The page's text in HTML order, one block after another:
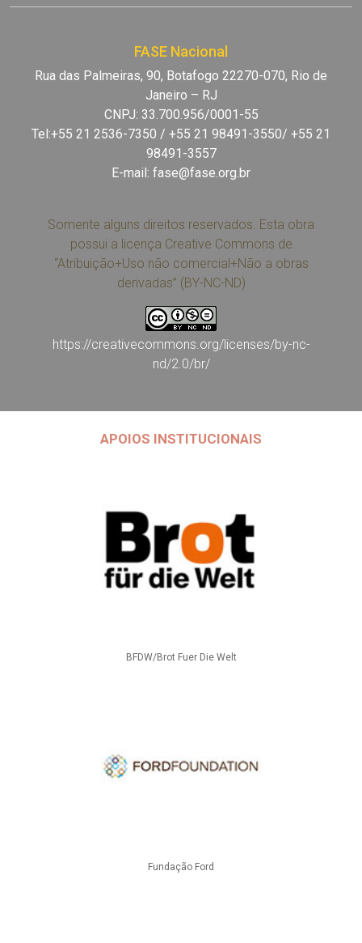
FASE Nacional
Rua das Palmeiras, 90, Botafogo 22270-070, Rio de
Janeiro – RJ
CNPJ: 33.700.956/0001-55
Tel:+55 21 2536-7350 / +55 21 98491-3550/ +55 21
98491-3557
E-mail: fase@fase.org.br
Somente alguns direitos reservados. Esta obra
possui a licença Creative Commons de
“Atribuição+Uso não comercial+Não a obras
derivadas” (BY-NC-ND)
https://creativecommons.org/licenses/by-nc-
nd/2.0/br/
APOIOS INSTITUCIONAIS
BFDW/Brot Fuer Die Welt
Fundação Ford